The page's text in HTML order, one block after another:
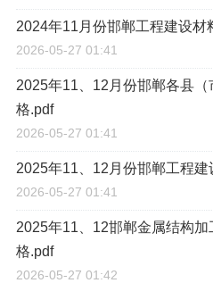
2024年11月份邯郸工程建设材
2026-05-27 01:41
2025年11、12月份邯郸各县
格.pdf
2026-05-27 01:41
2025年11、12月份邯郸工程
2026-05-27 01:41
2025年11、12邯郸金属结构
格.pdf
2026-05-27 01:42